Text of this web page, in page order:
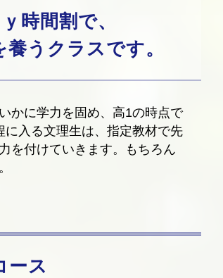
時間割で、
うクラスです。
かに学力を固め、高1の時点で
入る文理生は、指定教材で先
を付けていきます。もちろん
ース